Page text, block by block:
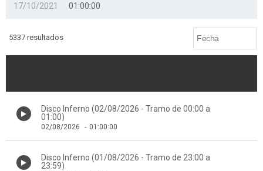
17/10/2021 01:00:00
5337 resultados
Disco Inferno (02/08/2026 - Tramo de 00:00 a
01:00)
02/08/2026 - 01:00:00
Disco Inferno (01/08/2026 - Tramo de 23:00 a
23:59)